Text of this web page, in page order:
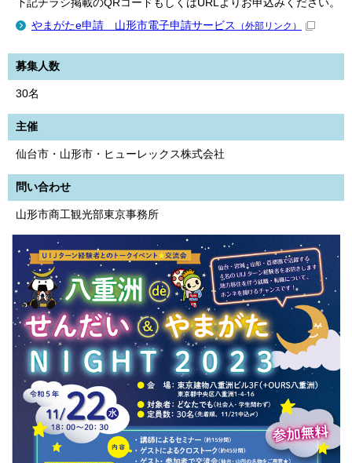
下記チラシ掲載のQRコードもしくはURLよりお申込みください。
やまがたe申請 山形市電子申請サービス
（外部リンク）
募集人数
30名
主催
仙台市・山形市・ヒューレックス株式会社
問い合わせ
山形市商工観光部東京事務所